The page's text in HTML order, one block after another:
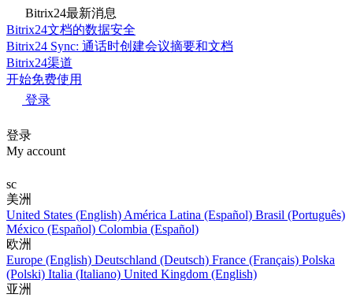
Bitrix24最新消息
Bitrix24文档的数据安全
Bitrix24 Sync: 通话时创建会议摘要和文档
Bitrix24渠道
开始免费使用
登录
登录
My account
sc
美洲
United States (English) América Latina (Español) Brasil (Português)
México (Español) Colombia (Español)
欧洲
Europe (English) Deutschland (Deutsch) France (Français) Polska
(Polski) Italia (Italiano) United Kingdom (English)
亚洲